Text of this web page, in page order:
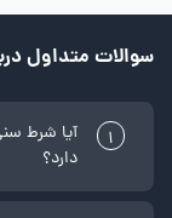
سوالات متداول
1
آیا شرط
دارد؟